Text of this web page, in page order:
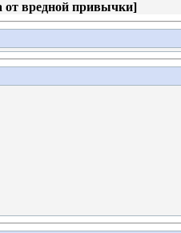
от вредной привычки]